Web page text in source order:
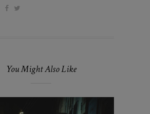
You Might Also Like